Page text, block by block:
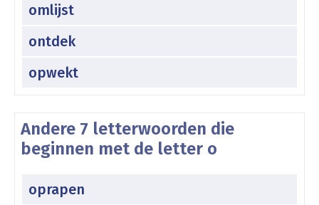
omlijst
ontdek
opwekt
Andere 7 letterwoorden die
beginnen met de letter o
oprapen